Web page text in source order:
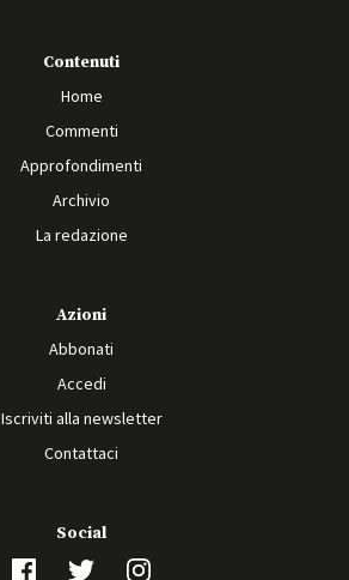
Contenuti
Home
Commenti
Approfondimenti
Archivio
La redazione
Azioni
Abbonati
Accedi
Iscriviti alla newsletter
Contattaci
Social